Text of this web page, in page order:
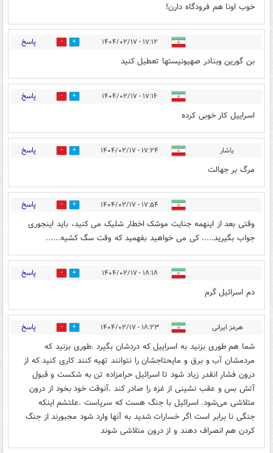
خوب اونا هم فرودگاه دارن!
۱۷:۱۲ - ۱۴۰۴/۰۲/۱۷ 2 پاسخ
بن گورین وبنادر صهیونیستها تعطیل کنید
۱۷:۱۶ - ۱۴۰۴/۰۲/۱۷ 5 پاسخ
اسراییل کار خوبی کرده
یاشار ۱۷:۲۴ - ۱۴۰۴/۰۲/۱۷ 8 پاسخ
مرگ بر جهالت
۱۷:۵۴ - ۱۴۰۴/۰۲/۱۷ 0 پاسخ
وقتی بعد از اینهمه جنایت موشک اخطار شلیک می کنید، باید اینجوری
جواب بگیرید..... کی می خواهید بفهمید که وقت سگ کشیه......
۱۸:۱۸ - ۱۴۰۴/۰۲/۱۷ 4 پاسخ
دم اسرائیل گرم
هرمز ایرانی ۱۸:۲۳ - ۱۴۰۴/۰۲/۱۷ 2 پاسخ
شما هم طوری بزنید به اسراییل که دردشان بگیرد .طوری بزنید که
مردمشان آب و برق و مایحتاجشان را نتوانند تهیه کنند کاری کنید که از
درون فشار انقدر زیاد شود تا اسرائیل حرامزاده تن به شکست و قبول
آتش بس و عقب نشینی از غزه را صادر کند .آنوقت خود بخود از درون
متلاشی می‌شود. اسرائیل با جنگ هست که سرپاست .علتشم اینکه
جنگی نا برابر است اگر خسارات شدید به آنها وارد شود مجبورند از جنگ
کردن هم انصراف دهند و از درون متلاشی شوند